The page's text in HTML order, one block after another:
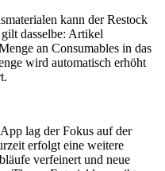
kann der Restock
dasselbe: Artikel
an Consumables in das
wird automatisch erhöht
lag der Fokus auf der
erfolgt eine weitere
verfeinert und neue